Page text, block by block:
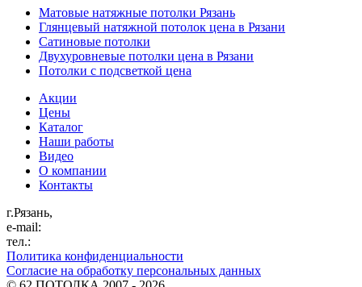
Матовые натяжные потолки Рязань
Глянцевый натяжной потолок цена в Рязани
Сатиновые потолки
Двухуровневые потолки цена в Рязани
Потолки с подсветкой цена
Акции
Цены
Каталог
Наши работы
Видео
О компании
Контакты
г.Рязань,
e-mail:
тел.:
Политика конфиденциальности
Согласие на обработку персональных данных